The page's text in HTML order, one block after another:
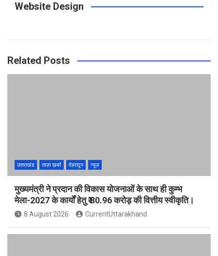
Website Design
Related Posts
उत्तराखंड ताज़ा ख़बरें देहरादून न्यूज़
मुख्यमंत्री ने प्रदान की विकास योजनाओं के साथ ही कुम्भ
मेला-2027 के कार्यों हेतु ₹ 80.96 करोड़ की वित्तीय स्वीकृति।
8 August 2026 CurrentUttarakhand